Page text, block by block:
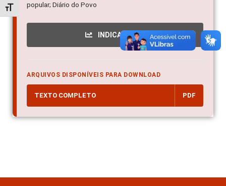
Alternar tamanho da fonte
popular; Diário do Povo
INDICADORES
ARQUIVOS DISPONÍVEIS PARA DOWNLOAD
TEXTO COMPLETO PDF